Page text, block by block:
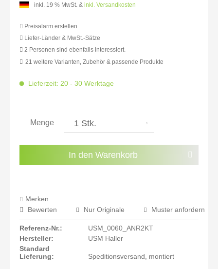
inkl. 19 % MwSt. & inkl. Versandkosten
Preisalarm erstellen
Sie haben dieDatenschutzbestimmungen
Kenntnis genommen.
Liefer-Länder & MwSt.-Sätze
inkl. 16% MwSt.: 1.657,14 €
inkl. 21% MwSt.: 1.728,57 €
2 Personen sind ebenfalls interessiert.
21 weitere Varianten, Zubehör & passende Produkte
Lieferzeit: 20 - 30 Werktage
Menge
In den Warenkorb
Merken
Bewerten
Nur Originale Muster anfordern
Referenz-Nr.:
USM_0060_ANR2KT
Hersteller:
USM Haller
Standard
Lieferung:
Speditionsversand, montiert